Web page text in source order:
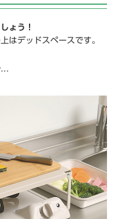
ょう！
はデッドスペースです。
…